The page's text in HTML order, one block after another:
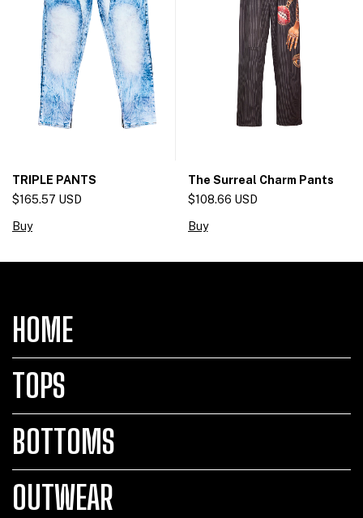
TRIPLE PANTS
$165.57 USD
Buy
The Surreal Charm Pants
$108.66 USD
Buy
HOME
TOPS
BOTTOMS
OUTWEAR